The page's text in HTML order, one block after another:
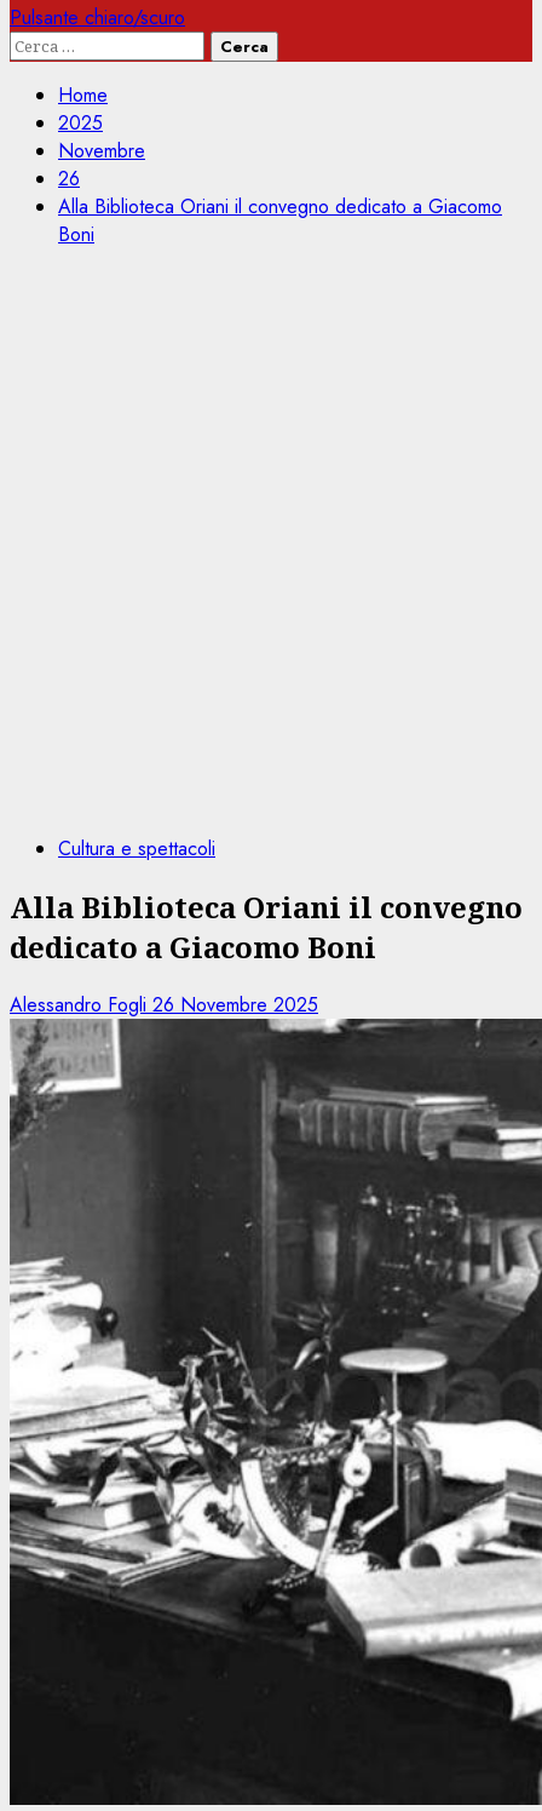
Pulsante chiaro/scuro
Ricerca
Home
2025
Novembre
26
Alla Biblioteca Oriani il convegno dedicato a Giacomo
Boni
Cultura e spettacoli
Alla Biblioteca Oriani il convegno
dedicato a Giacomo Boni
Alessandro Fogli 26 Novembre 2025